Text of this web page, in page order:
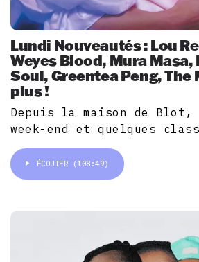
Lundi Nouveautés : Lou
Weyes Blood, Mura Masa,
Soul, Greentea Peng, The
plus !
Depuis la maison de Blot,
week-end et quelques
ÉCOUTER (108:49)